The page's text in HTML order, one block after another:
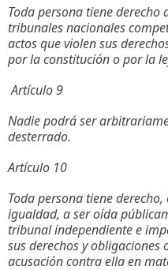
Toda persona tiene derecho
tribunales nacionales
actos que violen sus
por la constitución o por la
Artículo 9
Nadie podrá ser
desterrado.
Artículo 10
Toda persona tiene
igualdad, a ser oída
tribunal independiente e
sus derechos y
acusación contra ella en